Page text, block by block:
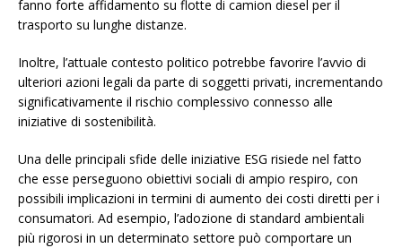
fanno forte affidamento su flotte di camion diesel per il
trasporto su lunghe distanze.
Inoltre, l’attuale contesto politico potrebbe favorire l’avvio di
ulteriori azioni legali da parte di soggetti privati, incrementando
significativamente il rischio complessivo connesso alle
iniziative di sostenibilità.
Una delle principali sfide delle iniziative ESG risiede nel fatto
che esse perseguono obiettivi sociali di ampio respiro, con
possibili implicazioni in termini di aumento dei costi diretti per i
consumatori. Ad esempio, l’adozione di standard ambientali
più rigorosi in un determinato settore può comportare un